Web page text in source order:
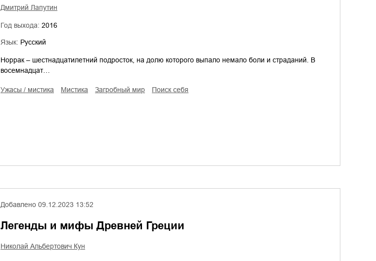
Дмитрий Лапутин
Год выхода: 2016
Язык: Русский
Норрак – шестнадцатилетний подросток, на долю которого выпало немало боли и страданий. В
восемнадцат…
ужасы / мистика мистика загробный мир поиск себя
Добавлено 09.12.2023 13:52
Легенды и мифы Древней Греции
Николай Альбертович Кун